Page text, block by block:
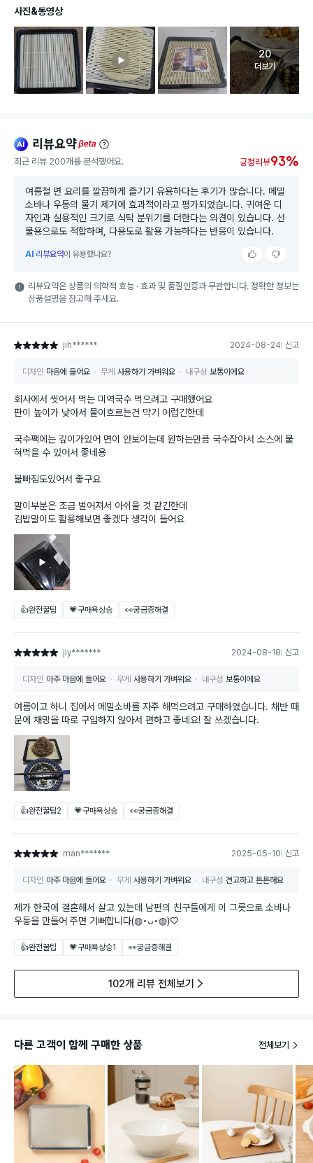
사진&동영상
고객 리뷰
20
더보기
ai 리뷰요약beta
최근 리뷰 200개를 분석했어요. 긍정리뷰93%
여름철 면 요리를 깔끔하게 즐기기 유용하다는 후기가 많습니다. 메밀
소바나 우동의 물기 제거에 효과적이라고 평가되었습니다. 귀여운 디
자인과 실용적인 크기로 식탁 분위기를 더한다는 의견이 있습니다. 선
물용으로도 적합하며, 다용도로 활용 가능하다는 반응이 있습니다.
AI 리뷰요약이 유용했나요?
리뷰요약은 상품의 의학적 효능 · 효과 및 품질인증과 무관합니다. 정확한 정보는
상품설명을 참고해 주세요.
별점 5점 jih****** 2024-08-24 신고
디자인 마음에 들어요 무게 사용하기 가벼워요 내구성 보통이에요
회사에서 씻어서 먹는 미역국수 먹으려고 구매했어요
판이 높이가 낮아서 물이흐르는건 막기 어럽긴한데
국수팩에는 깊이가있어 면이 안보이는데 원하는만큼 국수잡아서 소스에 뭍
혀먹을 수 있어서 좋네용
물빠짐도있어서 좋구요
말이부분은 조금 벌어져서 아쉬울 것 같긴한데
김밥말이도 활용해보면 좋겠다 생각이 들어요
👍완전꿀팁 💗구매욕상승 👀궁금증해결
별점 5점 jiy******* 2024-08-18 신고
디자인 아주 마음에 들어요 무게 사용하기 가벼워요 내구성 보통이에요
여름이고 하니 집에서 메밀소바를 자주 해먹으려고 구매하였습니다. 채반 때
문에 채망을 따로 구입하지 않아서 편하고 좋네요! 잘 쓰겠습니다.
👍완전꿀팁2 💗구매욕상승 👀궁금증해결
별점 5점 man******* 2025-05-10 신고
디자인 아주 마음에 들어요 무게 사용하기 가벼워요 내구성 견고하고 튼튼해요
제가 한국에 결혼해서 살고 있는데 남편의 친구들에게 이 그릇으로 소바나
우동을 만들어 주면 기뻐합니다(◍•ᴗ•◍)♡
👍완전꿀팁 💗구매욕상승1 👀궁금증해결
102개 리뷰 전체보기
다른 고객이 함께 구매한 상품 전체보기